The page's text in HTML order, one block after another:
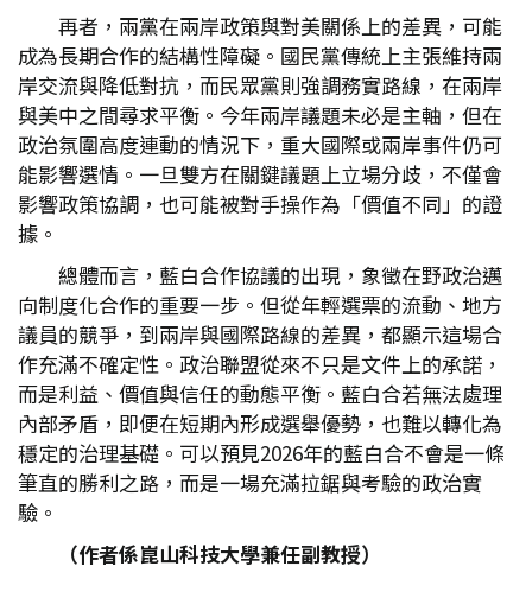
再者，兩黨在兩岸政策與對美關係上的差異，可能
成為長期合作的結構性障礙。國民黨傳統上主張維持兩
岸交流與降低對抗，而民眾黨則強調務實路線，在兩岸
與美中之間尋求平衡。今年兩岸議題未必是主軸，但在
政治氛圍高度連動的情況下，重大國際或兩岸事件仍可
能影響選情。一旦雙方在關鍵議題上立場分歧，不僅會
影響政策協調，也可能被對手操作為「價值不同」的證
據。
總體而言，藍白合作協議的出現，象徵在野政治邁
向制度化合作的重要一步。但從年輕選票的流動、地方
議員的競爭，到兩岸與國際路線的差異，都顯示這場合
作充滿不確定性。政治聯盟從來不只是文件上的承諾，
而是利益、價值與信任的動態平衡。藍白合若無法處理
內部矛盾，即便在短期內形成選舉優勢，也難以轉化為
穩定的治理基礎。可以預見2026年的藍白合不會是一條
筆直的勝利之路，而是一場充滿拉鋸與考驗的政治實
驗。
（作者係崑山科技大學兼任副教授）